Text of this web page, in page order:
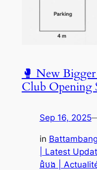
🥊 New
Club Opening
Sep 16, 2025
in
| Latest
ដំបង |